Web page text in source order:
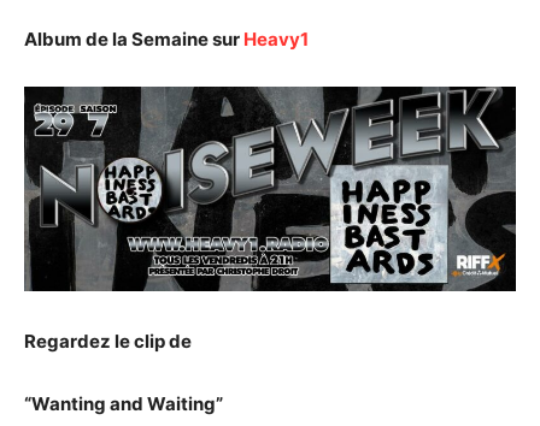
Album de la Semaine sur Heavy1
Regardez le clip de
“Wanting and Waiting”